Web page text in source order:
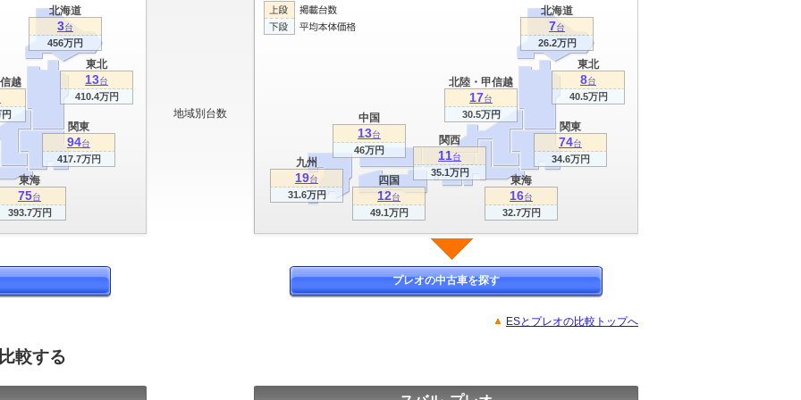
関東
94台
417.7万円
東海
75台
393.7万円
北海道
3台
456万円
東北
13台
410.4万円
越
地域別台数
関東
74台
34.6万円
関西
11台
35.1万円
東海
16台
32.7万円
北海道
7台
26.2万円
九州
19台
31.6万円
東北
8台
40.5万円
北陸・甲信越
17台
30.5万円
中国
13台
46万円
四国
12台
49.1万円
プレオの中古車を探す
ESとプレオの比較トップへ
較する